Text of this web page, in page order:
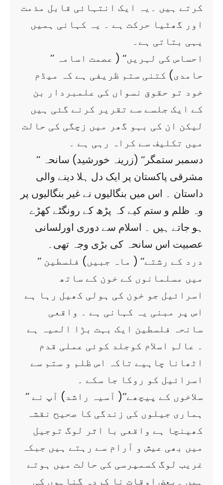
کرتے ہیں ۔یہ ایک انتہائی قابل مذمت
اور گھٹیا حرکت ہے ۔ یہ کہانی ہمیں
یہی بتاتی ہے۔
’’ احساس کی لہریں‘‘ ( عصمت اسامہ
حامدی) کتنی ستم ظریفی ہے کہ میڈم
خود تو حقوق نسواں کی علمبردار بن
کے ایک جلسے سے تقریر کرنے گئی ہیں
لیکن ان کی بہو گھر میں زچگی کی حالت
میں تکلیف سے کراہ رہی ہے ۔
’’ دسمبر ستمگر‘‘ (زرینہ خورشید) سانحہ
مشرقی پاکستان پر ایک دل ہلا دینے والی
داستان ۔ اس میں بنگالیوں نے غیر بنگالیوں پر
وہ ظلم و ستم کیے کہ پڑھ کے رونگٹے کھڑے
ہو جاتے ہیں ۔ اسلام سے دوری اورلسانی
عصبیت اس سانحہ کی بڑی وجہ تھی۔
’’ درد کے رشتے‘‘ ( ماہ جبیں) فلسطین
میں مسلمانوں کے خون کے ساتھ
اسرائیل جو خون کی ہولی کھیل رہا ہے
اس پر مبنی یہ کہانی ہے ۔ واقعی
سانحہ فلسطین ایک بہت بڑا المیہ ہے
۔ عالم اسلام کوجلد کوئی عملی قدم
اٹھانا چاہیے تاکہ اس ظلم و ستم سے
اسرائیل کو روکا جا سکے ۔
’’ سلاخوں کے پیچھے‘‘( آسیہ راشد) آپ نے
ہماری جیلوں کی زندگی کا صحیح نقشہ
کھینچا ہے واقعی با اثر لوگ توجیل
میں بھی عیش و آرام سے رہتے ہیں جبکہ
غریب لوگ کسمپرسی کی حالت میں ہوتے
ہیں ۔بعض اوقات نا کردہ گناہوں کی